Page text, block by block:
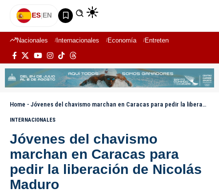
ES|EN
Nacionales Internacionales Economía Entretenimiento
Home - Jóvenes del chavismo marchan en Caracas para pedir la liberación de Nicolás Maduro
INTERNACIONALES
Jóvenes del chavismo
marchan en Caracas para
pedir la liberación de Nicolás
Maduro